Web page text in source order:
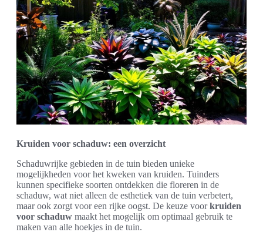
Kruiden voor schaduw: een overzicht
Schaduwrijke gebieden in de tuin bieden unieke
mogelijkheden voor het kweken van kruiden. Tuinders
kunnen specifieke soorten ontdekken die floreren in de
schaduw, wat niet alleen de esthetiek van de tuin verbetert,
maar ook zorgt voor een rijke oogst. De keuze voorkruiden
voor schaduw maakt het mogelijk om optimaal gebruik te
maken van alle hoekjes in de tuin.